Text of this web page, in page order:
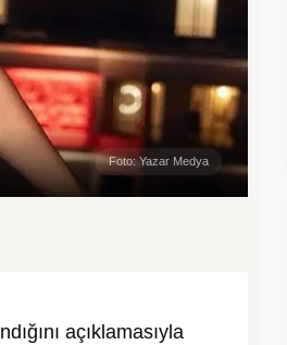
Foto: Yazar Medya
açıklamasıyla